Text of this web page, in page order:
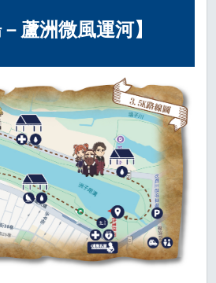
－蘆洲微風運河】